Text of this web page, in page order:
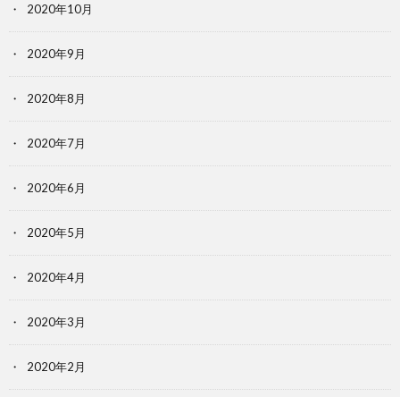
2020年10月
2020年9月
2020年8月
2020年7月
2020年6月
2020年5月
2020年4月
2020年3月
2020年2月